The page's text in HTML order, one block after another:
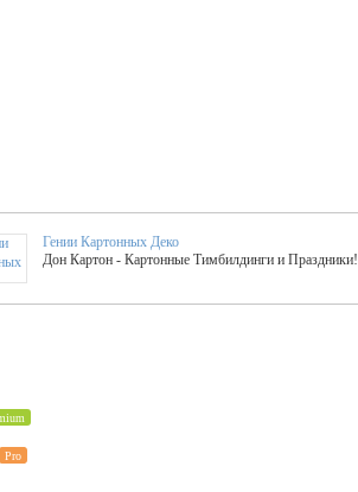
Гении Картонных Деко
Дон Картон - Картонные Тимбилдинги и Праздники!
№1
Pro